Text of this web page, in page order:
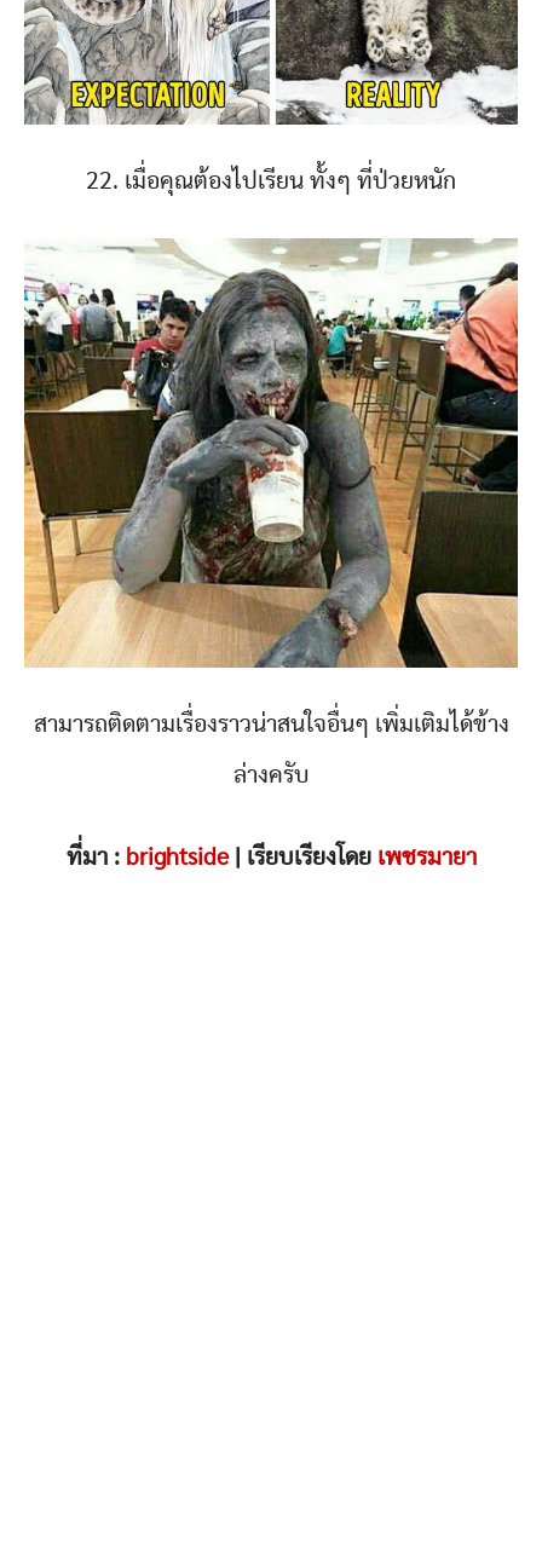
22. เมื่อคุณต้องไปเรียน ทั้งๆ ที่ป่วยหนัก
สามารถติดตามเรื่องราวน่าสนใจอื่นๆ เพิ่มเติมได้ข้าง
ล่างครับ
ที่มา : brightside| เรียบเรียงโดย เพชรมายา